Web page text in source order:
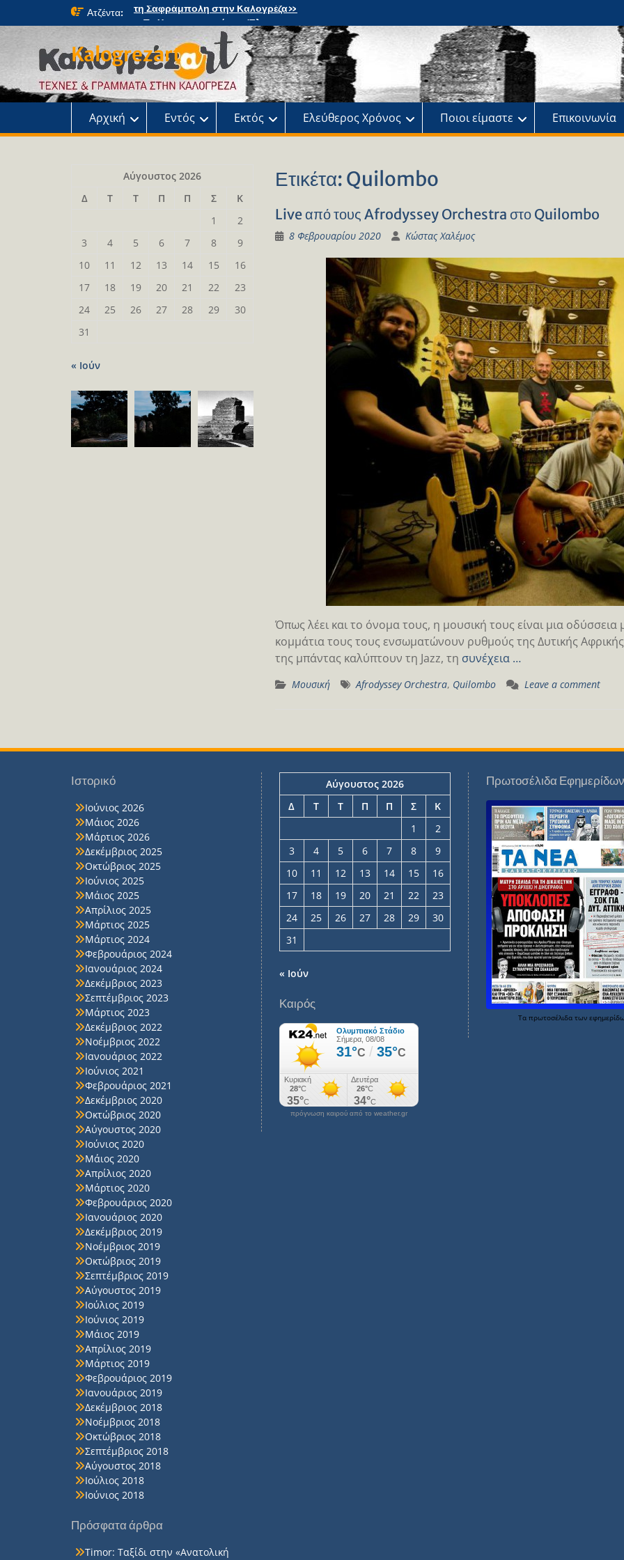
Ατζέντα:
«Τα Χριστουγεννιάτικα Έλατα: μια
μαγική περιπέτεια» στο κτήμα Φιξ
Η Χριστουγεννιάτικη συναυλία του
Ωδείου
Παρουσίαση του βιβλίου: Τα παιδιά της
αλάνας
Παρουσίαση του βιβλίου «Τοντόρ, από
τη Σαφράμπολη στην Καλογρέζα»
Kalogrezart
Αρχική Εντός Εκτός Ελεύθερος Χρόνος Ποιοι είμαστε Επικοινωνία
Ετικέτα:Quilombo
Live από τους Afrodyssey Orchestra στο Quilombo
8 Φεβρουαρίου 2020 Κώστας Χαλέμος
Όπως λέει και το όνομα τους, η μουσική τους είναι μια
κομμάτια τους τους ενσωματώνουν ρυθμούς της Δυτικής
της μπάντας καλύπτουν τη Jazz, τη συνέχεια …
Μουσική Afrodyssey Orchestra, Quilombo Leave a comment
Αύγουστος 2026
Δ
Τ Τ Π Π Σ
Κ
1
2
3
4 5 6 7 8
9
10
11 12 13 14 15
16
17
18 19 20 21 22
23
24
25 26 27 28 29
30
31
« Ιούν
Ιστορικό
Ιούνιος 2026
Μάιος 2026
Μάρτιος 2026
Δεκέμβριος 2025
Οκτώβριος 2025
Ιούνιος 2025
Μάιος 2025
Απρίλιος 2025
Μάρτιος 2025
Μάρτιος 2024
Φεβρουάριος 2024
Ιανουάριος 2024
Δεκέμβριος 2023
Σεπτέμβριος 2023
Μάρτιος 2023
Δεκέμβριος 2022
Νοέμβριος 2022
Ιανουάριος 2022
Ιούνιος 2021
Φεβρουάριος 2021
Δεκέμβριος 2020
Οκτώβριος 2020
Αύγουστος 2020
Ιούνιος 2020
Μάιος 2020
Απρίλιος 2020
Μάρτιος 2020
Φεβρουάριος 2020
Ιανουάριος 2020
Δεκέμβριος 2019
Νοέμβριος 2019
Οκτώβριος 2019
Σεπτέμβριος 2019
Αύγουστος 2019
Ιούλιος 2019
Ιούνιος 2019
Μάιος 2019
Απρίλιος 2019
Μάρτιος 2019
Φεβρουάριος 2019
Ιανουάριος 2019
Δεκέμβριος 2018
Νοέμβριος 2018
Οκτώβριος 2018
Σεπτέμβριος 2018
Αύγουστος 2018
Ιούλιος 2018
Ιούνιος 2018
Πρόσφατα άρθρα
Timor: Ταξίδι στην «Ανατολική
Αύγουστος 2026
Δ
Τ Τ Π Π Σ
Κ
1
2
3
4 5 6 7 8
9
10
11 12 13 14 15
16
17
18 19 20 21 22
23
24
25 26 27 28 29
30
31
« Ιούν
Καιρός
πρόγνωση καιρού από το weather.gr
Πρωτοσέλιδα Εφημερίδων
Τα πρωτοσέλιδα των